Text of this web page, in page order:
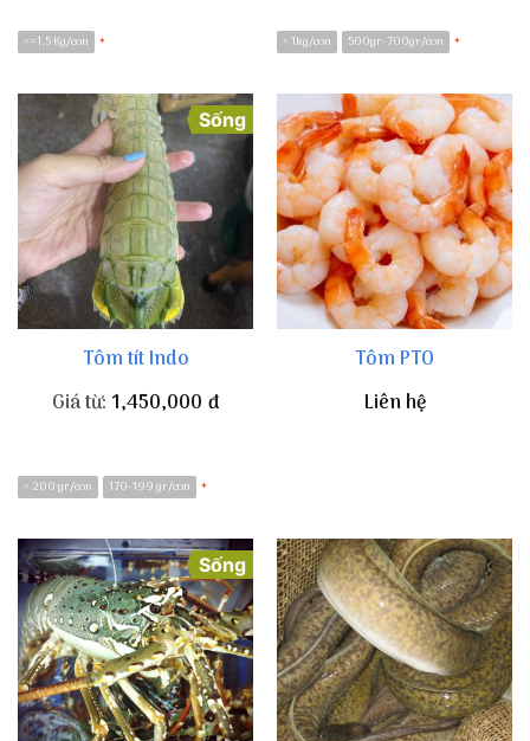
>=1,5 Kg/con * > 1kg/con 500gr-700gr/con *
Sống
Tôm tít Indo
Giá từ: 1,450,000 đ
> 200 gr/con 170-199 gr/con *
Tôm PTO
Liên hệ
Sống